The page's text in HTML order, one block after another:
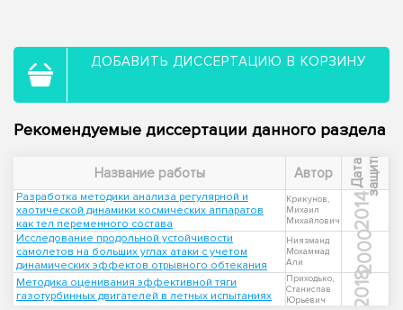
ДОБАВИТЬ ДИССЕРТАЦИЮ В КОРЗИНУ
Рекомендуемые диссертации данного раздела
Название работы Автор Д
а
т
а
з
а
щ
и
т ы
Разработка методики анализа регулярной и
хаотической динамики космических аппаратов
как тел переменного состава
Крикунов,
Михаил
Михайлович
2014
Исследование продольной устойчивости
самолетов на больших углах атаки с учетом
динамических эффектов отрывного обтекания
Ниязманд
Мохаммад
Али
2000
Методика оценивания эффективной тяги
газотурбинных двигателей в летных испытаниях
Приходько,
Станислав
Юрьевич
2018